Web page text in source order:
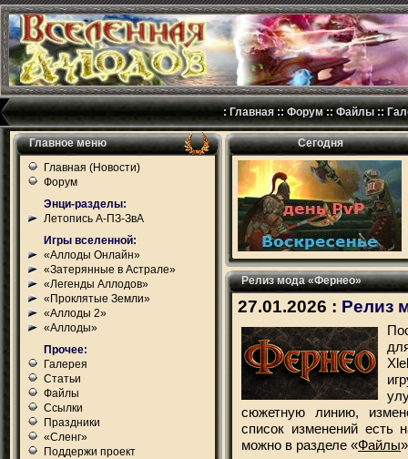
: Главная ::Форум ::Файлы ::
Главное меню
Главная (Новости)
Форум
Энци-разделы:
Летопись А-ПЗ-ЗвА
Игры вселенной:
«Аллоды Онлайн»
«Затерянные в Астрале»
«Легенды Аллодов»
«Проклятые Земли»
«Аллоды 2»
«Аллоды»
Прочее:
Галерея
Статьи
Файлы
Ссылки
Праздники
«Сленг»
Поддержи проект
Сегодня
Релиз мода «Фернео»
27.01.2026 : Релиз
сюжетную линию,
список изменений есть
можно в разделе «Файлы